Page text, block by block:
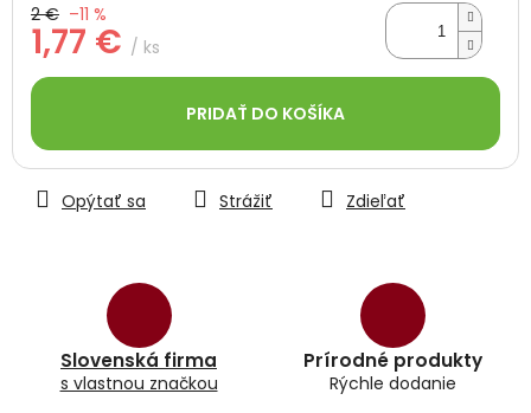
2 € –11 %
1,77 € / ks
Jednotková
PRIDAŤ DO KOŠÍKA
Slovenská firma
s vlastnou značkou
Prírodné produkty
Rýchle dodanie
Opýtať sa Strážiť Zdieľať